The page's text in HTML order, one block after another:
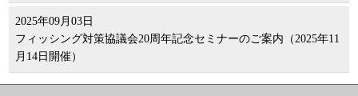
2025年09月03日
フィッシング対策協議会20周年記念セミナーのご案内（2025年11
月14日開催）